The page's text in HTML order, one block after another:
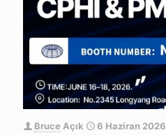
Bruce Açık 6 Haziran 2026